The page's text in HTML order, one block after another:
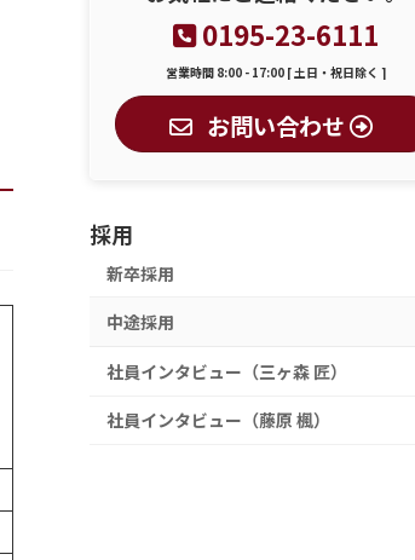
0195-23-6111
営業時間 8:00 - 17:00 [ 土日・祝日除く ]
お問い合わせ
採用
新卒採用
中途採用
社員インタビュー（三ヶ森 匠）
社員インタビュー（藤原 楓）